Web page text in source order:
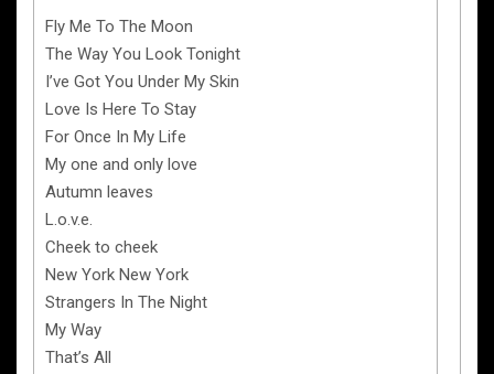
Fly Me To The Moon
The Way You Look Tonight
I’ve Got You Under My Skin
Love Is Here To Stay
For Once In My Life
My one and only love
Autumn leaves
L.o.v.e.
Cheek to cheek
New York New York
Strangers In The Night
My Way
That’s All